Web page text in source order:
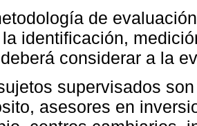
de
identificación,
considerar a la
supervisados
asesores en